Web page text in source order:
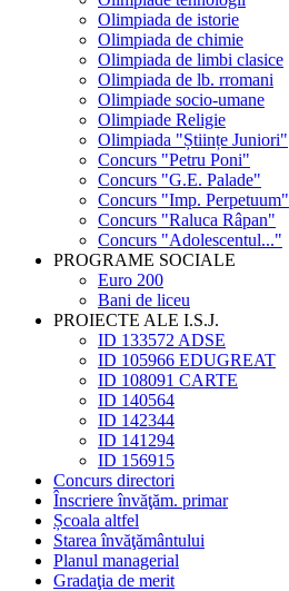
Olimpiada de istorie
Olimpiada de chimie
Olimpiada de limbi clasice
Olimpiada de lb. rromani
Olimpiade socio-umane
Olimpiade Religie
Olimpiada "Științe Juniori"
Concurs "Petru Poni"
Concurs "G.E. Palade"
Concurs "Imp. Perpetuum"
Concurs "Raluca Râpan"
Concurs "Adolescentul..."
PROGRAME SOCIALE
Euro 200
Bani de liceu
PROIECTE ALE I.S.J.
ID 133572 ADSE
ID 105966 EDUGREAT
ID 108091 CARTE
ID 140564
ID 142344
ID 141294
ID 156915
Concurs directori
Înscriere învăţăm. primar
Școala altfel
Starea învăţământului
Planul managerial
Gradaţia de merit